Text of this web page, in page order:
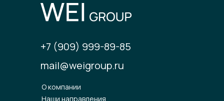
+7 (909) 999-89-85
mail@weigroup.ru
О компании
Наши направления